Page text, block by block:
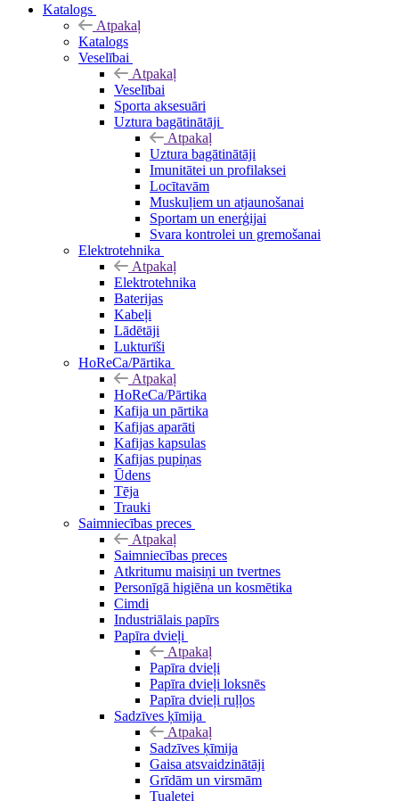
Katalogs
Atpakaļ
Katalogs
Veselībai
Atpakaļ
Veselībai
Sporta aksesuāri
Uztura bagātinātāji
Atpakaļ
Uztura bagātinātāji
Imunitātei un profilaksei
Locītavām
Muskuļiem un atjaunošanai
Sportam un enerģijai
Svara kontrolei un gremošanai
Elektrotehnika
Atpakaļ
Elektrotehnika
Baterijas
Kabeļi
Lādētāji
Lukturīši
HoReCa/Pārtika
Atpakaļ
HoReCa/Pārtika
Kafija un pārtika
Kafijas aparāti
Kafijas kapsulas
Kafijas pupiņas
Ūdens
Tēja
Trauki
Saimniecības preces
Atpakaļ
Saimniecības preces
Atkritumu maisiņi un tvertnes
Personīgā higiēna un kosmētika
Cimdi
Industriālais papīrs
Papīra dvieļi
Atpakaļ
Papīra dvieļi
Papīra dvieļi loksnēs
Papīra dvieļi ruļļos
Sadzīves ķīmija
Atpakaļ
Sadzīves ķīmija
Gaisa atsvaidzinātāji
Grīdām un virsmām
Tualetei